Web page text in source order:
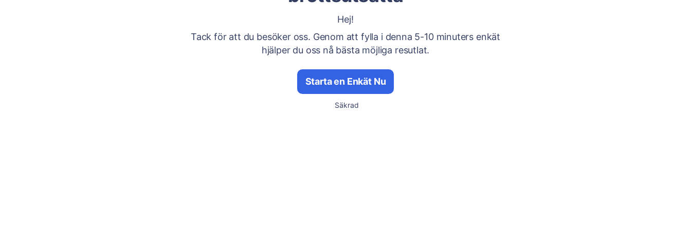
Hej!
Tack för att du besöker oss. Genom att fylla i denna 5-10 minuters enkät
hjälper du oss nå bästa möjliga resutlat.
Starta en Enkät Nu
Säkrad